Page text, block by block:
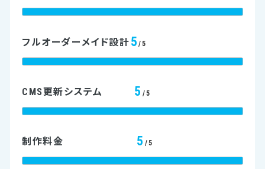
フルオーダーメイド設計 5 /5
CMS更新システム 5 /5
制作料金 5 /5